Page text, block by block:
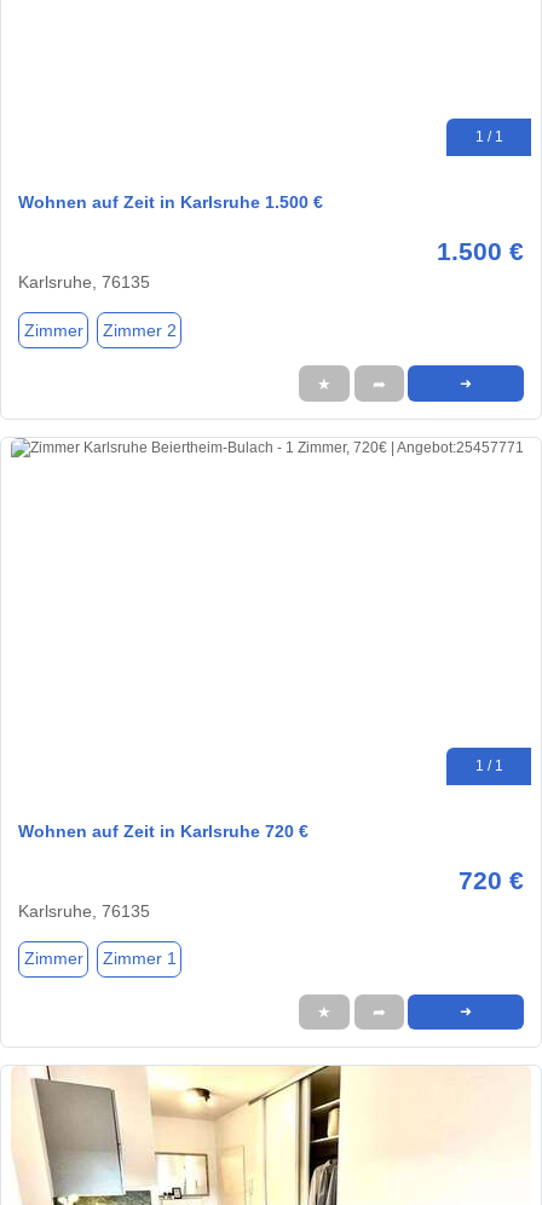
1 / 1
Wohnen auf Zeit in Karlsruhe 1.500 €
1.500 €
Karlsruhe, 76135
Zimmer Zimmer 2
★ ➦ ➜
1 / 1
Wohnen auf Zeit in Karlsruhe 720 €
720 €
Karlsruhe, 76135
Zimmer Zimmer 1
★ ➦ ➜